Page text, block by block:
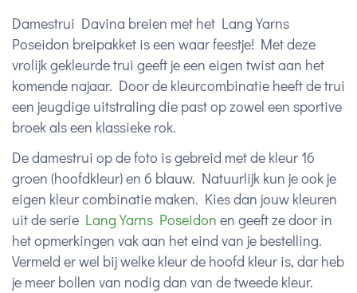
Damestrui Davina breien met het Lang Yarns
Poseidon breipakket is een waar feestje! Met deze
vrolijk gekleurde trui geeft je een eigen twist aan het
komende najaar. Door de kleurcombinatie heeft de trui
een jeugdige uitstraling die past op zowel een sportive
broek als een klassieke rok.
De damestrui op de foto is gebreid met de kleur 16
groen (hoofdkleur) en 6 blauw. Natuurlijk kun je ook je
eigen kleur combinatie maken. Kies dan jouw kleuren
uit de serie Lang Yarns Poseidon en geeft ze door in
het opmerkingen vak aan het eind van je bestelling.
Vermeld er wel bij welke kleur de hoofd kleur is, dar heb
je meer bollen van nodig dan van de tweede kleur.